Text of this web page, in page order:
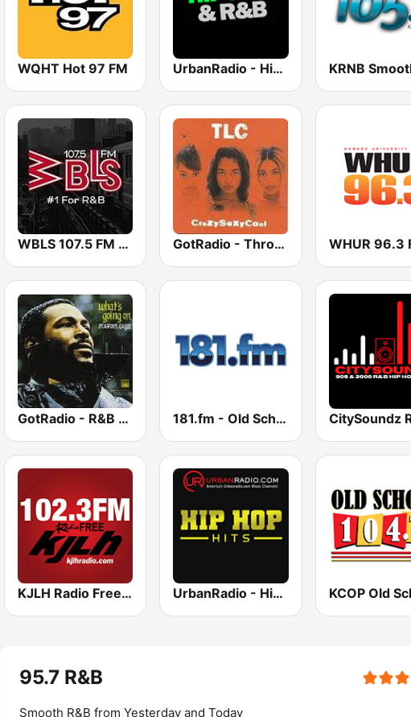
WQHT Hot 97 FM UrbanRadio - Hip Hop & RnB
WBLS 107.5 FM (US Only) GotRadio - Throwback Jamz WHUR 96.3
GotRadio - R&B Classics 181.fm - Old School HipHop/RnB
KJLH Radio Free 102.3 FM UrbanRadio - Hip Hop Hits
95.7 R&B
Smooth R&B from Yesterday and Today